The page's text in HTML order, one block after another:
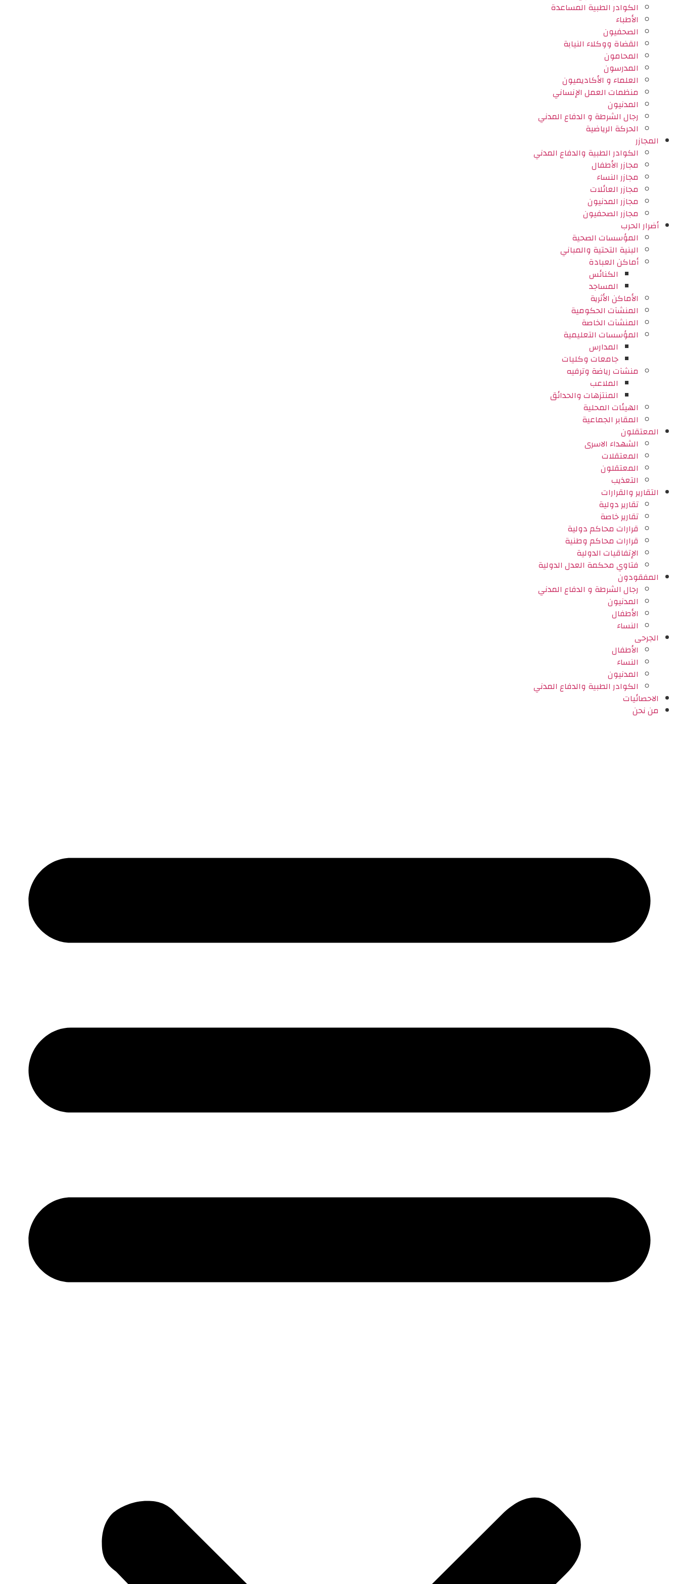
الكوادر الطبية المساعدة
الأطباء
الصحفيون
القضاة ووكلاء النيابة
المحامون
المدرسون
العلماء و الأكاديميون
منظمات العمل الإنساني
المدنيون
رجال الشرطة و الدفاع المدني
الحركة الرياضية
المجازر
الكوادر الطبية والدفاع المدني
مجازر الأطفال
مجازر النساء
مجازر العائلات
مجازر المدنيون
مجازر الصحفيون
أضرار الحرب
المؤسسات الصحية
البنية التحتية والمباني
أماكن العبادة
الكنائس
المساجد
الأماكن الأثرية
المنشآت الحكومية
المنشآت الخاصة
المؤسسات التعليمية
المدارس
جامعات وكليات
منشآت رياضة وترفيه
الملاعب
المنتزهات والحدائق
الهيئات المحلية
المقابر الجماعية
المعتقلون
الشهداء الاسرى
المعتقلات
المعتقلون
التعذيب
التقارير والقرارات
تقارير دولية
تقارير خاصة
قرارات محاكم دولية
قرارات محاكم وطنية
الإتفاقيات الدولية
فتاوي محكمة العدل الدولية
المفقودون
رجال الشرطة و الدفاع المدني
المدنيون
الأطفال
النساء
الجرحى
الأطفال
النساء
المدنيون
الكوادر الطبية والدفاع المدني
الاحصائيات
من نحن